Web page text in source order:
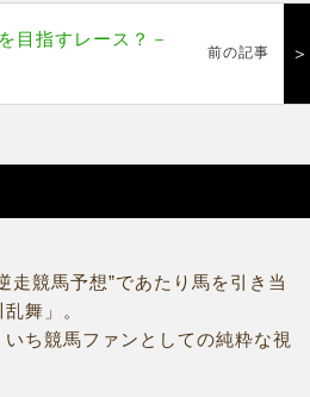
目指すレース？－
前の記事 ＞
走競馬予想”であたり馬を引き当
舞」。
ち競馬ファンとしての純粋な視